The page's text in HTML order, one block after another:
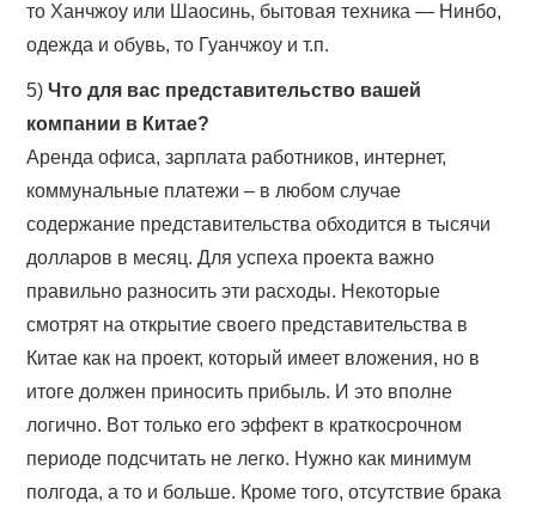
то Ханчжоу или Шаосинь, бытовая техника — Нинбо,
одежда и обувь, то Гуанчжоу и т.п.
5)Что для вас представительство вашей
компании в Китае?
Аренда офиса, зарплата работников, интернет,
коммунальные платежи – в любом случае
содержание представительства обходится в тысячи
долларов в месяц. Для успеха проекта важно
правильно разносить эти расходы. Некоторые
смотрят на открытие своего представительства в
Китае как на проект, который имеет вложения, но в
итоге должен приносить прибыль. И это вполне
логично. Вот только его эффект в краткосрочном
периоде подсчитать не легко. Нужно как минимум
полгода, а то и больше. Кроме того, отсутствие брака